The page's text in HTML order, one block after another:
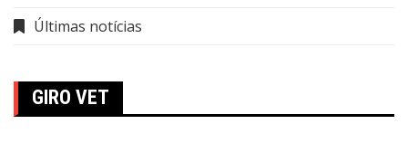
Últimas notícias
GIRO VET